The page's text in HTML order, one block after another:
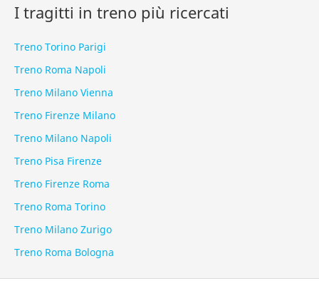
I tragitti in treno più ricercati
Treno Torino Parigi
Treno Roma Napoli
Treno Milano Vienna
Treno Firenze Milano
Treno Milano Napoli
Treno Pisa Firenze
Treno Firenze Roma
Treno Roma Torino
Treno Milano Zurigo
Treno Roma Bologna